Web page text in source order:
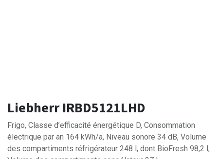
Liebherr IRBD5121LHD
Frigo, Classe d’efficacité énergétique D, Consommation
électrique par an 164 kWh/a, Niveau sonore 34 dB, Volume
des compartiments réfrigérateur 248 l, dont BioFresh 98,2 l,